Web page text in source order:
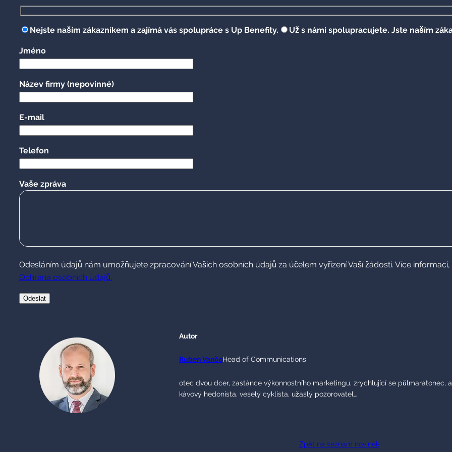
Nejste naším zákazníkem a zajímá vás spolupráce s Up Benefity. Už s námi spolupracujete. Jste naším
Jméno
Název firmy (nepovinné)
E-mail
Telefon
Vaše zpráva
Odesláním údajů nám umožňujete zpracování Vašich osobních údajů za účelem vyřízení Vaší žádosti. Více
Ochrana osobních údajů.
Autor
Ruben VančoHead of Communications
otec dvou dcer, zastánce výkonnostního marketingu, zrychlující se půlmaratonec,
kávový hedonista, veselý cyklista, užaslý pozorovatel…
Zpět na seznam novinek